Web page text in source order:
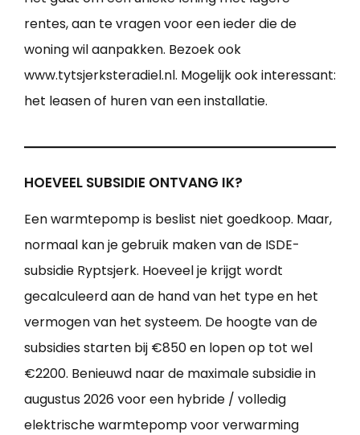
rentes, aan te vragen voor een ieder die de
woning wil aanpakken. Bezoek ook
www.tytsjerksteradiel.nl. Mogelijk ook interessant:
het leasen of huren van een installatie.
HOEVEEL SUBSIDIE ONTVANG IK?
Een warmtepomp is beslist niet goedkoop. Maar,
normaal kan je gebruik maken van de ISDE-
subsidie Ryptsjerk. Hoeveel je krijgt wordt
gecalculeerd aan de hand van het type en het
vermogen van het systeem. De hoogte van de
subsidies starten bij €850 en lopen op tot wel
€2200. Benieuwd naar de maximale subsidie in
augustus 2026 voor een hybride / volledig
elektrische warmtepomp voor verwarming